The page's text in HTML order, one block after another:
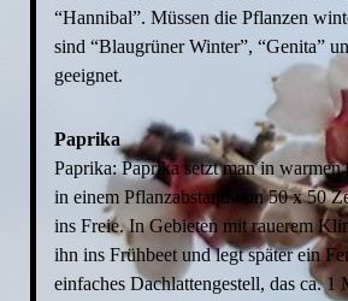
“Hannibal”. Müssen die Pflanzen
sind “Blaugrüner Winter”, “Genita”
geeignet.
Paprika
Paprika: Paprika setzt man in
in einem Pflanzabstand von 50 x 50
ins Freie. In Gebieten mit rauerem
ihn ins Frühbeet und legt später ein
einfaches Dachlattengestell, das ca. 1